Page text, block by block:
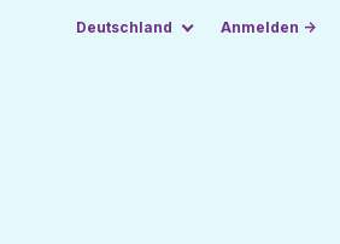
Deutschland Anmelden →